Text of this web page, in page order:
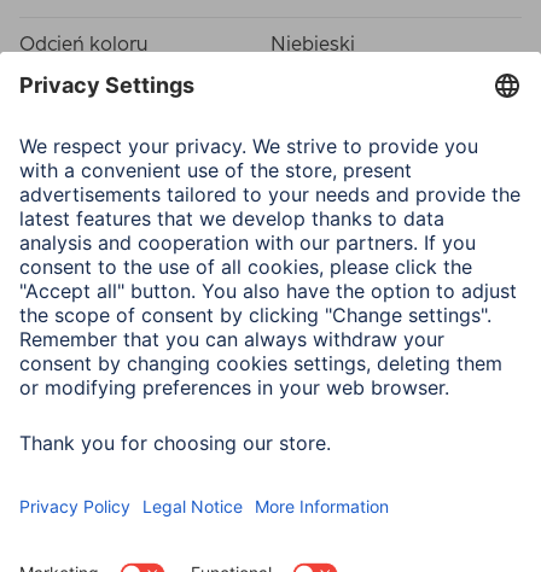
Odcień koloru Niebieski
Łącza (połączenia, wejścia)
Ilość wejść 2
Ilość wyjść 1
Wejście Gniazdo F
Wyjście Gniazdo F